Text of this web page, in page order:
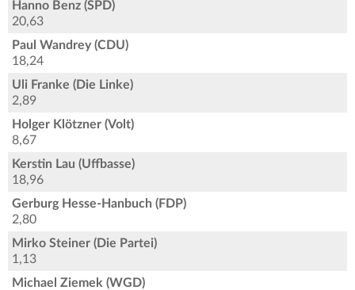
Hanno Benz (SPD)
20,63
Paul Wandrey (CDU)
18,24
Uli Franke (Die Linke)
2,89
Holger Klötzner (Volt)
8,67
Kerstin Lau (Uffbasse)
18,96
Gerburg Hesse-Hanbuch (FDP)
2,80
Mirko Steiner (Die Partei)
1,13
Michael Ziemek (WGD)